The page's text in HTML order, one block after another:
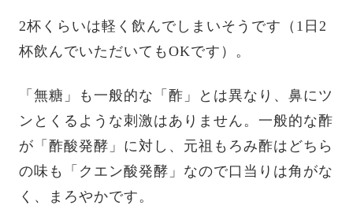
2杯くらいは軽く飲んでしまいそうです（1日2
杯飲んでいただいてもOKです）。
「無糖」も一般的な「酢」とは異なり、鼻にツ
ンとくるような刺激はありません。一般的な酢
が「酢酸発酵」に対し、元祖もろみ酢はどちら
の味も「クエン酸発酵」なので口当りは角がな
く、まろやかです。